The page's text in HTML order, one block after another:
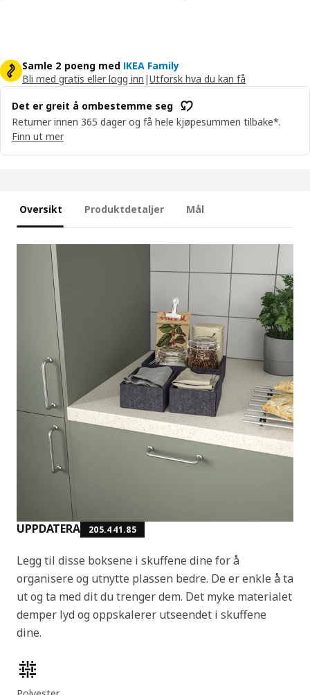
Samle 2 poeng med IKEA Family
Bli med gratis eller logg inn |Utforsk hva du kan få
Det er greit å ombestemme seg
Returner innen 365 dager og få hele kjøpesummen tilbake*.
Finn ut mer
Oversikt Produktdetaljer Mål
UPPDATERA 205.441.85
Legg til disse boksene i skuffene dine for å
organisere og utnytte plassen bedre. De er enkle å ta
ut og ta med dit du trenger dem. Det myke materialet
demper lyd og oppskalerer utseendet i skuffene
dine.
Produktfunksjoner